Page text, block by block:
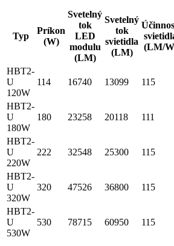
Typ
Príkon
(W)
Svetelný
tok
LED
modulu
(LM)
Svetelný
tok
svietidla
(LM)
(LM/
HBT2-
U
120W
114 16740 13099 115
HBT2-
U
180W
180 23258 20118 111
HBT2-
U
220W
222 32548 25300 115
HBT2-
U
320W
320 47526 36800 115
HBT2-
U
530W
530 78715 60950 115